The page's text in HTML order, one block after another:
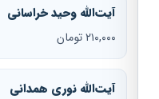
آیت‌الله وحید خراسانی
۲۱۰,۰۰۰ تومان
آیت‌الله نوری همدانی